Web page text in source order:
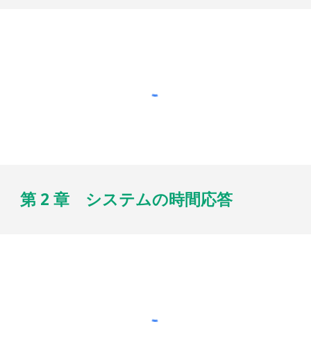
第 2 章 システムの時間応答